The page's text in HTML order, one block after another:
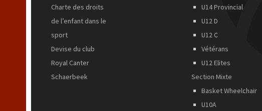
Charte des droits
de l’enfant dans le
sport
Devise du club
Royal Canter
Schaerbeek
U14 Provincial
U12 D
U12 C
Vétérans
U12 Elites
Section Mixte
Basket Wheelchair
U10A